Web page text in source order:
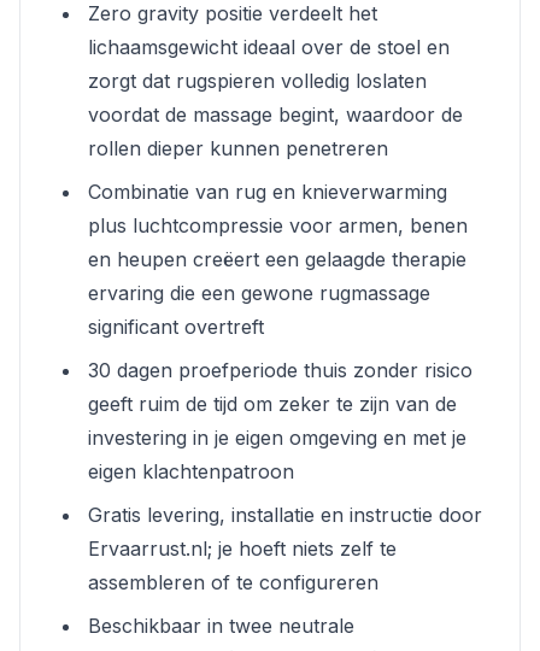
Zero gravity positie verdeelt het
lichaamsgewicht ideaal over de stoel en
zorgt dat rugspieren volledig loslaten
voordat de massage begint, waardoor de
rollen dieper kunnen penetreren
Combinatie van rug en knieverwarming
plus luchtcompressie voor armen, benen
en heupen creëert een gelaagde therapie
ervaring die een gewone rugmassage
significant overtreft
30 dagen proefperiode thuis zonder risico
geeft ruim de tijd om zeker te zijn van de
investering in je eigen omgeving en met je
eigen klachtenpatroon
Gratis levering, installatie en instructie door
Ervaarrust.nl; je hoeft niets zelf te
assembleren of te configureren
Beschikbaar in twee neutrale